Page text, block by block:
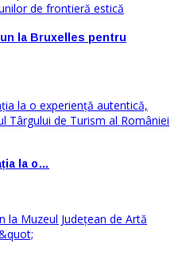
la Bruxelles pentru
la o…